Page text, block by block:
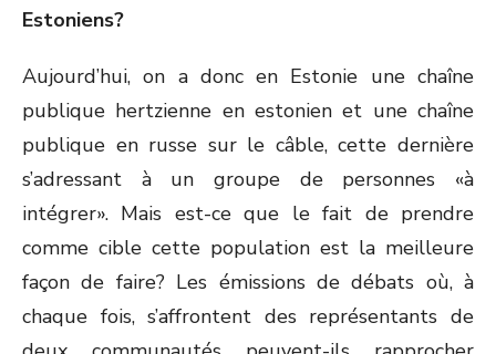
Estoniens?
Aujourd’hui, on a donc en Estonie une chaîne
publique hertzienne en estonien et une chaîne
publique en russe sur le câble, cette dernière
s’adressant à un groupe de personnes «à
intégrer». Mais est-ce que le fait de prendre
comme cible cette population est la meilleure
façon de faire? Les émissions de débats où, à
chaque fois, s’affrontent des représentants de